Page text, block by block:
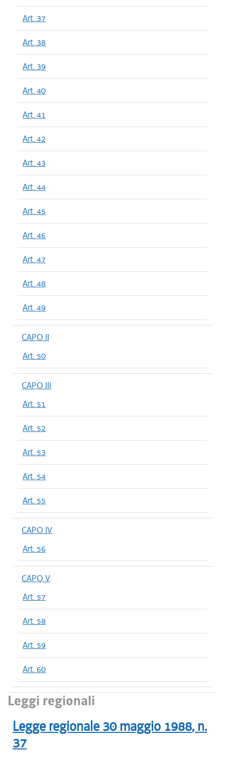
Art. 37
Art. 38
Art. 39
Art. 40
Art. 41
Art. 42
Art. 43
Art. 44
Art. 45
Art. 46
Art. 47
Art. 48
Art. 49
CAPO II
Art. 50
CAPO III
Art. 51
Art. 52
Art. 53
Art. 54
Art. 55
CAPO IV
Art. 56
CAPO V
Art. 57
Art. 58
Art. 59
Art. 60
Leggi regionali
Legge regionale 30 maggio 1988, n.
37